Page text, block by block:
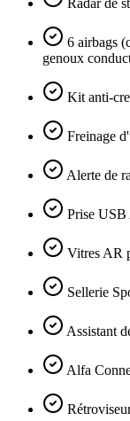
6 airbags
genoux
Kit anti-
Freinage
Alerte de
Prise USB
Vitres AR
Sellerie
Assistant
Alfa